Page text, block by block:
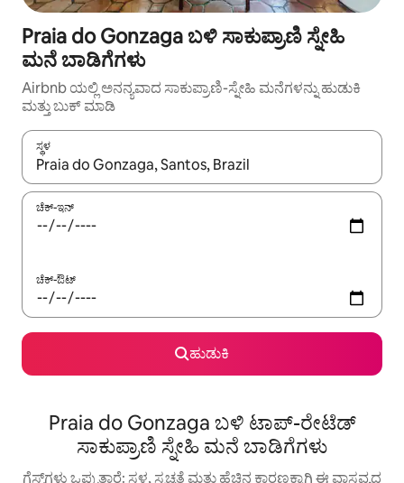
Praia do Gonzaga ಬಳಿ ಸಾಕುಪ್ರಾಣಿ ಸ್ನೇಹಿ
ಮನೆ ಬಾಡಿಗೆಗಳು
Airbnb ಯಲ್ಲಿ ಅನನ್ಯವಾದ ಸಾಕುಪ್ರಾಣಿ-ಸ್ನೇಹಿ ಮನೆಗಳನ್ನು ಹುಡುಕಿ
ಮತ್ತು ಬುಕ್ ಮಾಡಿ
ಸ್ಥಳ
ಫಲಿತಾಂಶಗಳು ಲಭ್ಯವಿರುವಾಗ, ಅಪ್ ಮತ್ತು ಡೌನ್ ಬಾಣದ ಕೀಲಿಗಳೊಂದಿಗೆ
ಚೆಕ್-ಇನ್
ಚೆಕ್-ಔಟ್
ಹುಡುಕಿ
Praia do Gonzaga ಬಳಿ ಟಾಪ್-ರೇಟೆಡ್
ಸಾಕುಪ್ರಾಣಿ ಸ್ನೇಹಿ ಮನೆ ಬಾಡಿಗೆಗಳು
ಗೆಸ್ಟ್‌ಗಳು ಒಪ್ಪುತ್ತಾರೆ: ಸ್ಥಳ, ಸ್ವಚ್ಛತೆ ಮತ್ತು ಹೆಚ್ಚಿನ ಕಾರಣಕ್ಕಾಗಿ ಈ ವಾಸ್ತವ್ಯದ